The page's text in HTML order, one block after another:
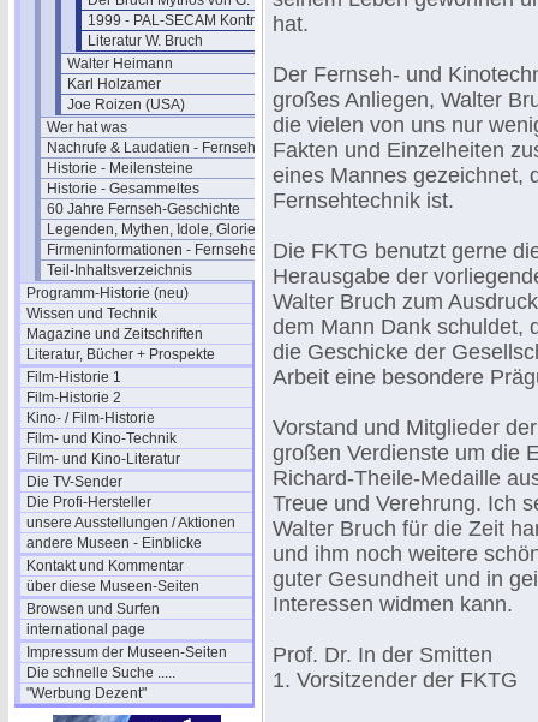
1999 - PAL-SECAM Kontroverse
Literatur W. Bruch
Walter Heimann
Karl Holzamer
Joe Roizen (USA)
Wer hat was
Nachrufe & Laudatien - Fernsehen
Historie - Meilensteine
Historie - Gesammeltes
60 Jahre Fernseh-Geschichte
Legenden, Mythen, Idole, Glorie
Firmeninformationen - Fernsehen
Teil-Inhaltsverzeichnis
Programm-Historie (neu)
Wissen und Technik
Magazine und Zeitschriften
Literatur, Bücher + Prospekte
Film-Historie 1
Film-Historie 2
Kino- / Film-Historie
Film- und Kino-Technik
Film- und Kino-Literatur
Die TV-Sender
Die Profi-Hersteller
unsere Ausstellungen / Aktionen
andere Museen - Einblicke
Kontakt und Kommentar
über diese Museen-Seiten
Browsen und Surfen
international page
Impressum der Museen-Seiten
Die schnelle Suche .....
"Werbung Dezent"
hat.
Der Fernseh- und
großes Anliegen, Walter
die vielen von uns nur
Fakten und Einzelheiten
eines Mannes gezeichnet,
Fernsehtechnik ist.
Die FKTG benutzt gerne
Herausgabe der
Walter Bruch zum
dem Mann Dank schuldet,
die Geschicke der
Arbeit eine besondere
Vorstand und Mitglieder
großen Verdienste um die
Richard-Theile-Medaille
Treue und Verehrung. Ich
Walter Bruch für die Zeit
und ihm noch weitere
guter Gesundheit und in
Interessen widmen kann.
Prof. Dr. In der Smitten
1. Vorsitzender der FKTG